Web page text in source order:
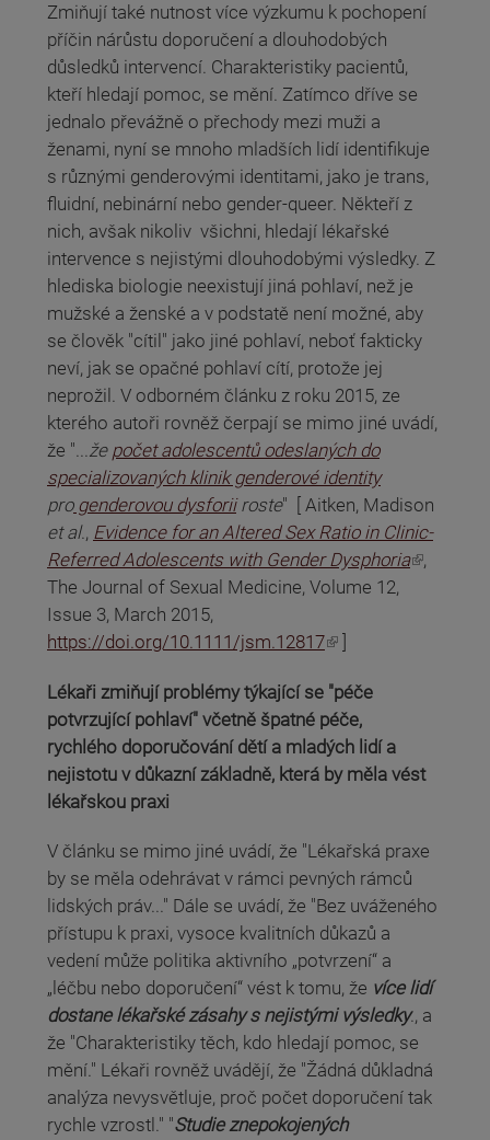
Zmiňují také nutnost více výzkumu k pochopení
příčin nárůstu doporučení a dlouhodobých
důsledků intervencí. Charakteristiky pacientů,
kteří hledají pomoc, se mění. Zatímco dříve se
jednalo převážně o přechody mezi muži a
ženami, nyní se mnoho mladších lidí identifikuje
s různými genderovými identitami, jako je trans,
fluidní, nebinární nebo gender-queer. Někteří z
nich, avšak nikoliv všichni, hledají lékařské
intervence s nejistými dlouhodobými výsledky. Z
hlediska biologie neexistují jiná pohlaví, než je
mužské a ženské a v podstatě není možné, aby
se člověk "cítil" jako jiné pohlaví, neboť fakticky
neví, jak se opačné pohlaví cítí, protože jej
neprožil. V odborném článku z roku 2015, ze
kterého autoři rovněž čerpají se mimo jiné uvádí,
že "...že počet adolescentů odeslaných do
specializovaných klinik genderové identity
progenderovou dysforiiroste" [ Aitken, Madison
et al., Evidence for an Altered Sex Ratio in Clinic‐
Referred Adolescents with Gender Dysphoria
(odkaz je externí)
,
The Journal of Sexual Medicine, Volume 12,
Issue 3, March 2015,
https://doi.org/10.1111/jsm.12817
(odkaz je externí)
Lékaři zmiňují problémy týkající se "péče
potvrzující pohlaví" včetně špatné péče,
rychlého doporučování dětí a mladých lidí a
nejistotu v důkazní základně, která by měla vést
lékařskou praxi
V článku se mimo jiné uvádí, že "Lékařská praxe
by se měla odehrávat v rámci pevných rámců
lidských práv..." Dále se uvádí, že "Bez uváženého
přístupu k praxi, vysoce kvalitních důkazů a
vedení může politika aktivního „potvrzení“ a
„léčbu nebo doporučení“ vést k tomu, že více lidí
dostane lékařské zásahy s nejistými výsledky., a
že "Charakteristiky těch, kdo hledají pomoc, se
mění." Lékaři rovněž uvádějí, že "Žádná důkladná
analýza nevysvětluje, proč počet doporučení tak
rychle vzrostl." "Studie znepokojených